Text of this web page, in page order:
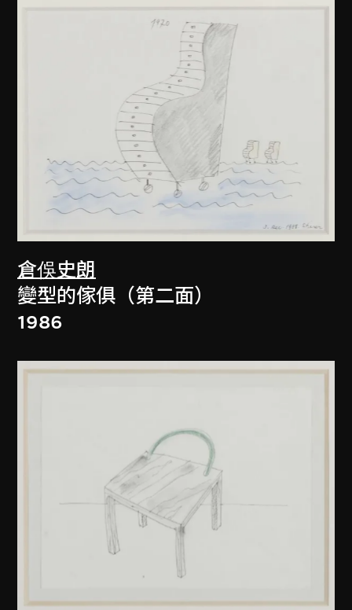
倉俁史朗
變型的傢俱（第二面）
1986